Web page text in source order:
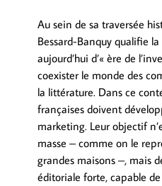
Au sein de sa traversée
Bessard-Banquy qualifie
aujourd’hui d’« ère de
coexister le monde des
la littérature. Dans ce
françaises doivent
marketing. Leur objectif
masse – comme on le
grandes maisons –, mais
éditoriale forte, capable